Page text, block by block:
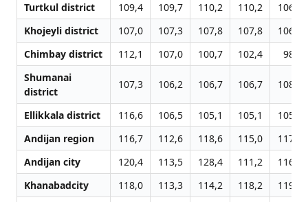
Turtkul district 109,4 109,7 110,2 110,2
106,5
Khojeyli district
107,0 107,3 107,8 107,8
106,5
Chimbay district
112,1 107,0 100,7 102,4
98,2
Shumanai
district
107,3 106,2 106,7 106,7 108,3
Ellikkala district 116,6 106,5 105,1 105,1
105,9
Andijan region
116,7 112,6 118,6 115,0
117,9
Andijan city
120,4 113,5 128,4 111,2
116,7
Khanabadcity
118,0 113,3 114,2 118,2
119,8